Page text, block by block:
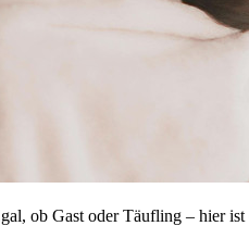
ob Gast oder Täufling – hier